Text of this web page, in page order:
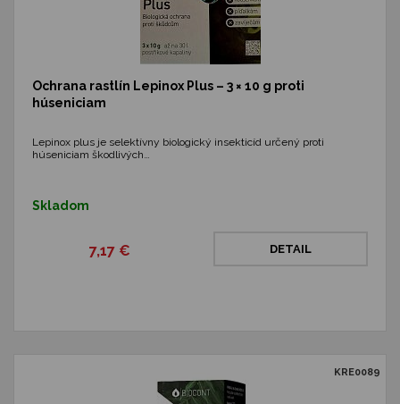
Ochrana rastlín Lepinox Plus – 3 × 10 g proti
húseniciam
Lepinox plus je selektívny biologický insekticíd určený proti
húseniciam škodlivých…
Skladom
7,17 € DETAIL
KRE0089